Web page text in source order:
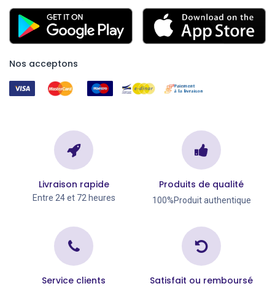
Nos acceptons
Livraison rapide
Entre 24 et 72 heures
Produits de qualité
100%Produit authentique
Service clients Satisfait ou remboursé